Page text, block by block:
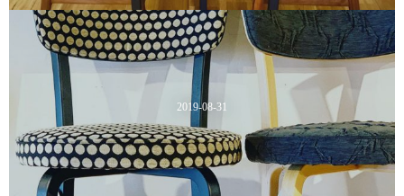
2019-08-31